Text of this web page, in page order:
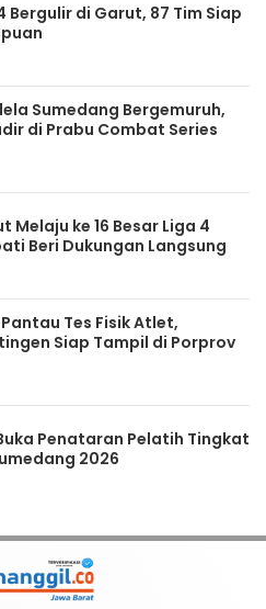
Bergulir di Garut, 87 Tim Siap
Sumedang Bergemuruh,
di Prabu Combat Series
Melaju ke 16 Besar Liga 4
Beri Dukungan Langsung
Tes Fisik Atlet,
Siap Tampil di Porprov
Penataran Pelatih Tingkat
2026